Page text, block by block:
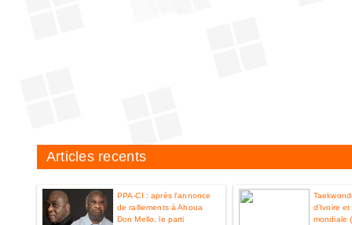
Articles recents
PPA-CI : après l'annonce
de ralliements à Ahoua
Don Mello, le parti
d’Ivoire
mondiale